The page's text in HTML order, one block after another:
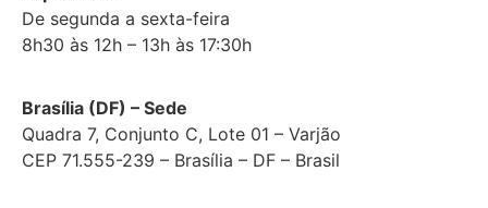
De segunda a sexta-feira
8h30 às 12h – 13h às 17:30h
Brasília (DF) – Sede
Quadra 7, Conjunto C, Lote 01 – Varjão
CEP 71.555-239 – Brasília – DF – Brasil